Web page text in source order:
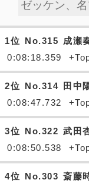
1位 No.315 成瀬
0:08:18.359
2位 No.314
田中
0:08:47.732
3位 No.322 武田
0:08:50.538
4位 No.303 斎藤